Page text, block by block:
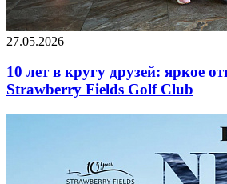
27.05.2026
10 лет в кругу друзей: яркое
Strawberry Fields Golf Club